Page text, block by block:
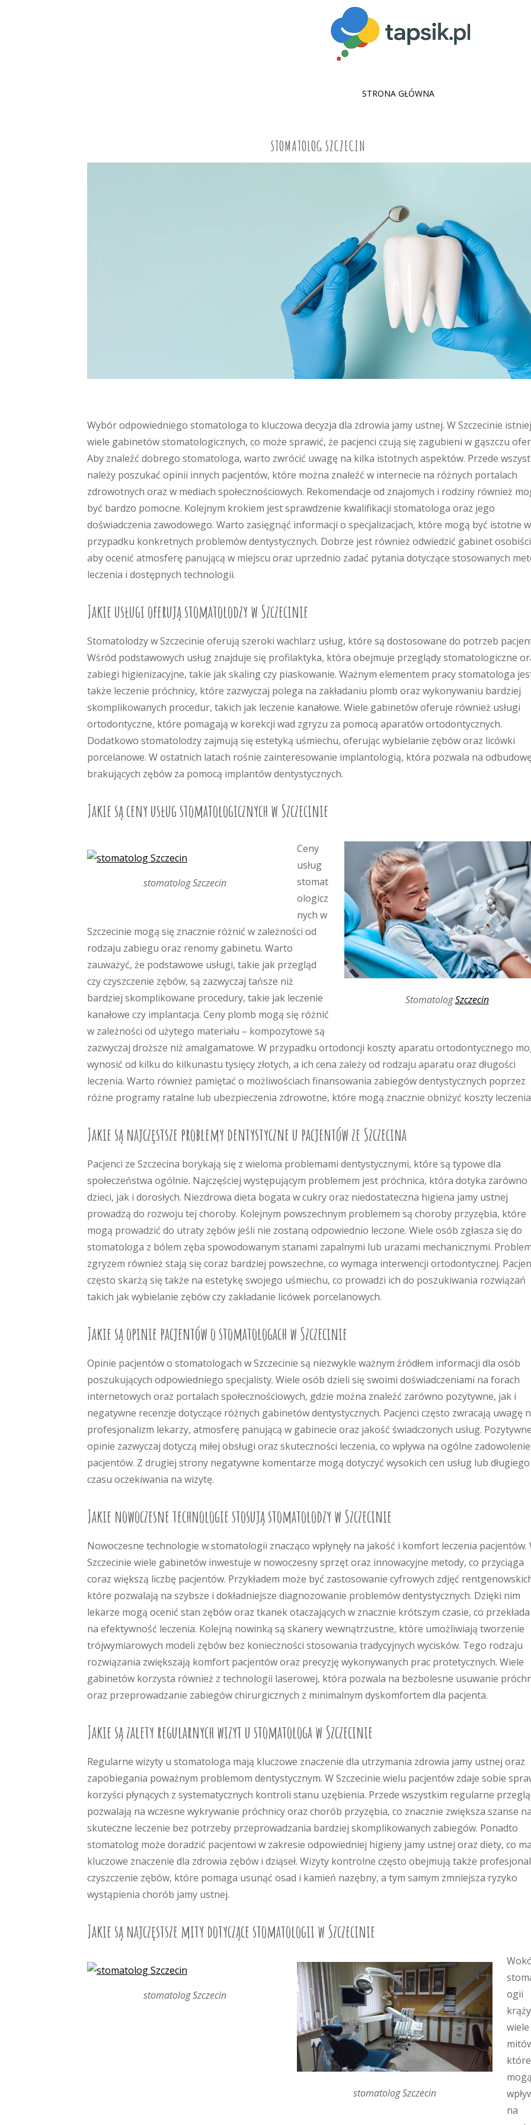
SKIP
STRONA GŁÓWNA
STOMATOLOG SZCZECIN
Wybór odpowiedniego stomatologa to kluczowa decyzja dla zdrowia jamy ustnej. W Szczecinie
wiele gabinetów stomatologicznych, co może sprawić, że pacjenci czują się zagubieni w gąszczu
Aby znaleźć dobrego stomatologa, warto zwrócić uwagę na kilka istotnych aspektów. Przede
należy poszukać opinii innych pacjentów, które można znaleźć w internecie na różnych portalach
zdrowotnych oraz w mediach społecznościowych. Rekomendacje od znajomych i rodziny również
być bardzo pomocne. Kolejnym krokiem jest sprawdzenie kwalifikacji stomatologa oraz jego
doświadczenia zawodowego. Warto zasięgnąć informacji o specjalizacjach, które mogą być istotne w
przypadku konkretnych problemów dentystycznych. Dobrze jest również odwiedzić gabinet
aby ocenić atmosferę panującą w miejscu oraz uprzednio zadać pytania dotyczące stosowanych
leczenia i dostępnych technologii.
Jakie usługi oferują stomatolodzy w Szczecinie
Stomatolodzy w Szczecinie oferują szeroki wachlarz usług, które są dostosowane do potrzeb
Wśród podstawowych usług znajduje się profilaktyka, która obejmuje przeglądy stomatologiczne
zabiegi higienizacyjne, takie jak skaling czy piaskowanie. Ważnym elementem pracy stomatologa
także leczenie próchnicy, które zazwyczaj polega na zakładaniu plomb oraz wykonywaniu bardziej
skomplikowanych procedur, takich jak leczenie kanałowe. Wiele gabinetów oferuje również usługi
ortodontyczne, które pomagają w korekcji wad zgryzu za pomocą aparatów ortodontycznych.
Dodatkowo stomatolodzy zajmują się estetyką uśmiechu, oferując wybielanie zębów oraz licówki
porcelanowe. W ostatnich latach rośnie zainteresowanie implantologią, która pozwala na odbudowę
brakujących zębów za pomocą implantów dentystycznych.
Jakie są ceny usług stomatologicznych w Szczecinie
StomatologSzczecin
stomatolog Szczecin
Ceny
usług
stomat
ologicz
nych w
Szczecinie mogą się znacznie różnić w zależności od
rodzaju zabiegu oraz renomy gabinetu. Warto
zauważyć, że podstawowe usługi, takie jak przegląd
czy czyszczenie zębów, są zazwyczaj tańsze niż
bardziej skomplikowane procedury, takie jak leczenie
kanałowe czy implantacja. Ceny plomb mogą się różnić
w zależności od użytego materiału – kompozytowe są
zazwyczaj droższe niż amalgamatowe. W przypadku ortodoncji koszty aparatu ortodontycznego
wynosić od kilku do kilkunastu tysięcy złotych, a ich cena zależy od rodzaju aparatu oraz długości
leczenia. Warto również pamiętać o możliwościach finansowania zabiegów dentystycznych poprzez
różne programy ratalne lub ubezpieczenia zdrowotne, które mogą znacznie obniżyć koszty
Jakie są najczęstsze problemy dentystyczne u pacjentów ze Szczecina
Pacjenci ze Szczecina borykają się z wieloma problemami dentystycznymi, które są typowe dla
społeczeństwa ogólnie. Najczęściej występującym problemem jest próchnica, która dotyka zarówno
dzieci, jak i dorosłych. Niezdrowa dieta bogata w cukry oraz niedostateczna higiena jamy ustnej
prowadzą do rozwoju tej choroby. Kolejnym powszechnym problemem są choroby przyzębia, które
mogą prowadzić do utraty zębów jeśli nie zostaną odpowiednio leczone. Wiele osób zgłasza się do
stomatologa z bólem zęba spowodowanym stanami zapalnymi lub urazami mechanicznymi.
zgryzem również stają się coraz bardziej powszechne, co wymaga interwencji ortodontycznej.
często skarżą się także na estetykę swojego uśmiechu, co prowadzi ich do poszukiwania rozwiązań
takich jak wybielanie zębów czy zakładanie licówek porcelanowych.
Jakie są opinie pacjentów o stomatologach w Szczecinie
Opinie pacjentów o stomatologach w Szczecinie są niezwykle ważnym źródłem informacji dla osób
poszukujących odpowiedniego specjalisty. Wiele osób dzieli się swoimi doświadczeniami na forach
internetowych oraz portalach społecznościowych, gdzie można znaleźć zarówno pozytywne, jak i
negatywne recenzje dotyczące różnych gabinetów dentystycznych. Pacjenci często zwracają uwagę
profesjonalizm lekarzy, atmosferę panującą w gabinecie oraz jakość świadczonych usług. Pozytywne
opinie zazwyczaj dotyczą miłej obsługi oraz skuteczności leczenia, co wpływa na ogólne zadowolenie
pacjentów. Z drugiej strony negatywne komentarze mogą dotyczyć wysokich cen usług lub długiego
czasu oczekiwania na wizytę.
Jakie nowoczesne technologie stosują stomatolodzy w Szczecinie
Nowoczesne technologie w stomatologii znacząco wpłynęły na jakość i komfort leczenia pacjentów.
Szczecinie wiele gabinetów inwestuje w nowoczesny sprzęt oraz innowacyjne metody, co przyciąga
coraz większą liczbę pacjentów. Przykładem może być zastosowanie cyfrowych zdjęć
które pozwalają na szybsze i dokładniejsze diagnozowanie problemów dentystycznych. Dzięki nim
lekarze mogą ocenić stan zębów oraz tkanek otaczających w znacznie krótszym czasie, co
na efektywność leczenia. Kolejną nowinką są skanery wewnątrzustne, które umożliwiają tworzenie
trójwymiarowych modeli zębów bez konieczności stosowania tradycyjnych wycisków. Tego rodzaju
rozwiązania zwiększają komfort pacjentów oraz precyzję wykonywanych prac protetycznych. Wiele
gabinetów korzysta również z technologii laserowej, która pozwala na bezbolesne usuwanie
oraz przeprowadzanie zabiegów chirurgicznych z minimalnym dyskomfortem dla pacjenta.
Jakie są zalety regularnych wizyt u stomatologa w Szczecinie
Regularne wizyty u stomatologa mają kluczowe znaczenie dla utrzymania zdrowia jamy ustnej oraz
zapobiegania poważnym problemom dentystycznym. W Szczecinie wielu pacjentów zdaje sobie
korzyści płynących z systematycznych kontroli stanu uzębienia. Przede wszystkim regularne
pozwalają na wczesne wykrywanie próchnicy oraz chorób przyzębia, co znacznie zwiększa szanse na
skuteczne leczenie bez potrzeby przeprowadzania bardziej skomplikowanych zabiegów. Ponadto
stomatolog może doradzić pacjentowi w zakresie odpowiedniej higieny jamy ustnej oraz diety, co ma
kluczowe znaczenie dla zdrowia zębów i dziąseł. Wizyty kontrolne często obejmują także
czyszczenie zębów, które pomaga usunąć osad i kamień nazębny, a tym samym zmniejsza ryzyko
wystąpienia chorób jamy ustnej.
Jakie są najczęstsze mity dotyczące stomatologii w Szczecinie
stomatolog Szczecin
stomatolog Szczecin
ogii
krąży
wiele
które
mogą
na